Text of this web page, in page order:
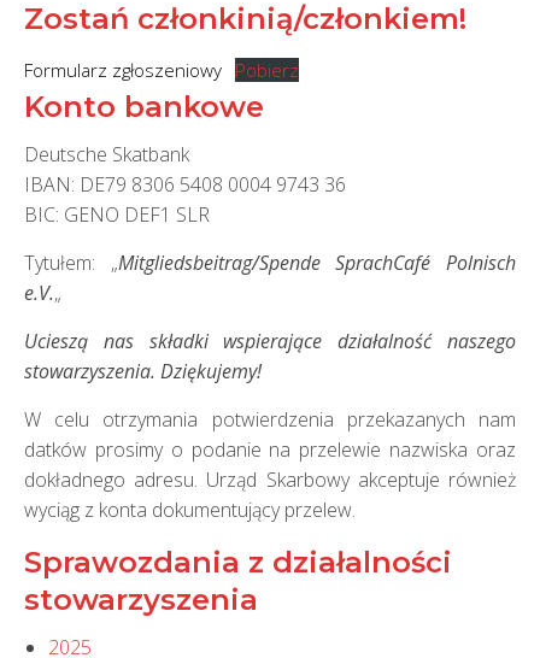
Zostań członkinią/członkiem!
Formularz zgłoszeniowy Pobierz
Konto bankowe
Deutsche Skatbank
IBAN: DE79 8306 5408 0004 9743 36
BIC: GENO DEF1 SLR
Tytułem: „Mitgliedsbeitrag/Spende SprachCafé Polnisch
e.V.„
Ucieszą nas składki wspierające działalność naszego
stowarzyszenia. Dziękujemy!
W celu otrzymania potwierdzenia przekazanych nam
datków prosimy o podanie na przelewie nazwiska oraz
dokładnego adresu. Urząd Skarbowy akceptuje również
wyciąg z konta dokumentujący przelew.
Sprawozdania z działalności
stowarzyszenia
2025